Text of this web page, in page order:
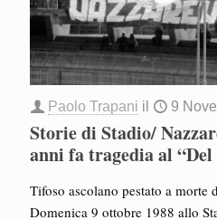
Paolo Trapani il 9
Storie di Stadio/
anni fa tragedia al “Del
Tifoso ascolano pestato a morte
Domenica 9 ottobre 1988 allo